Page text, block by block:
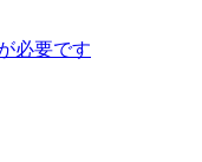
必要です